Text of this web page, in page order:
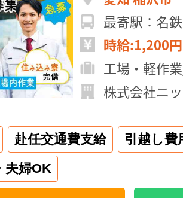
最寄駅：名
時給:1,200
工場・軽作
株式会社ニ
赴任交通費支給
引越し費
夫婦OK